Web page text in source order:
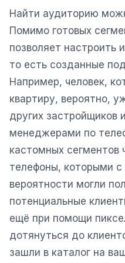
Реклама в
ИНТЕРНЕТ-МАГАЗИНЫ
Интеграции
Омниканальность
Платежные системы
АВТОМАТИЗАЦИЯ
CRM-системы
Найти аудиторию
Помимо готовых
позволяет
то есть созданные
Например, человек,
квартиру, вероятно,
других застройщиков
менеджерами по
кастомных сегментов
телефоны, которыми
вероятности могли
потенциальные
ещё при помощи
дотянуться до
зашли в каталог на